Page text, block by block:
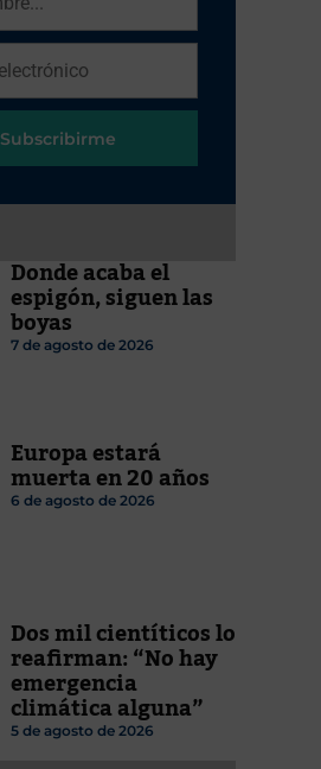
Subscribirme
Donde acaba el
espigón, siguen las
boyas
7 de agosto de 2026
Europa estará
muerta en 20 años
6 de agosto de 2026
Dos mil cientíticos lo
reafirman: “No hay
emergencia
climática alguna”
5 de agosto de 2026